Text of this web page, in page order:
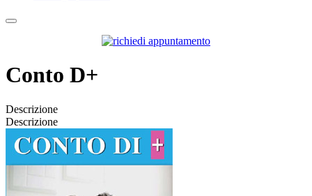
Conto D+
Descrizione
Descrizione